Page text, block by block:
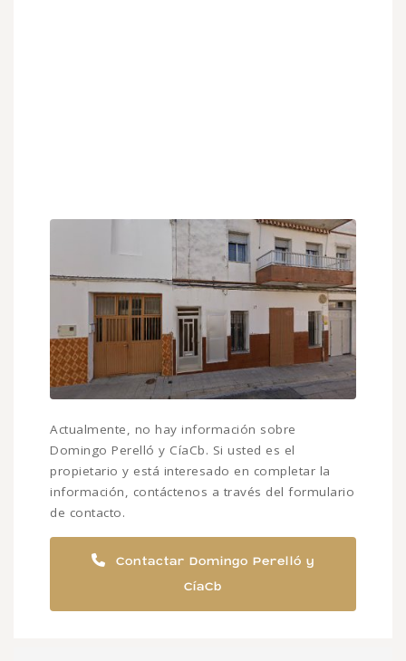
Actualmente, no hay información sobre
Domingo Perelló y CíaCb. Si usted es el
propietario y está interesado en completar la
información, contáctenos a través del formulario
de contacto.
Contactar Domingo Perelló y
CíaCb